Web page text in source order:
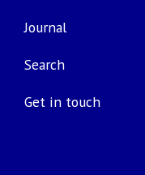
Journal
Search
Get in touch